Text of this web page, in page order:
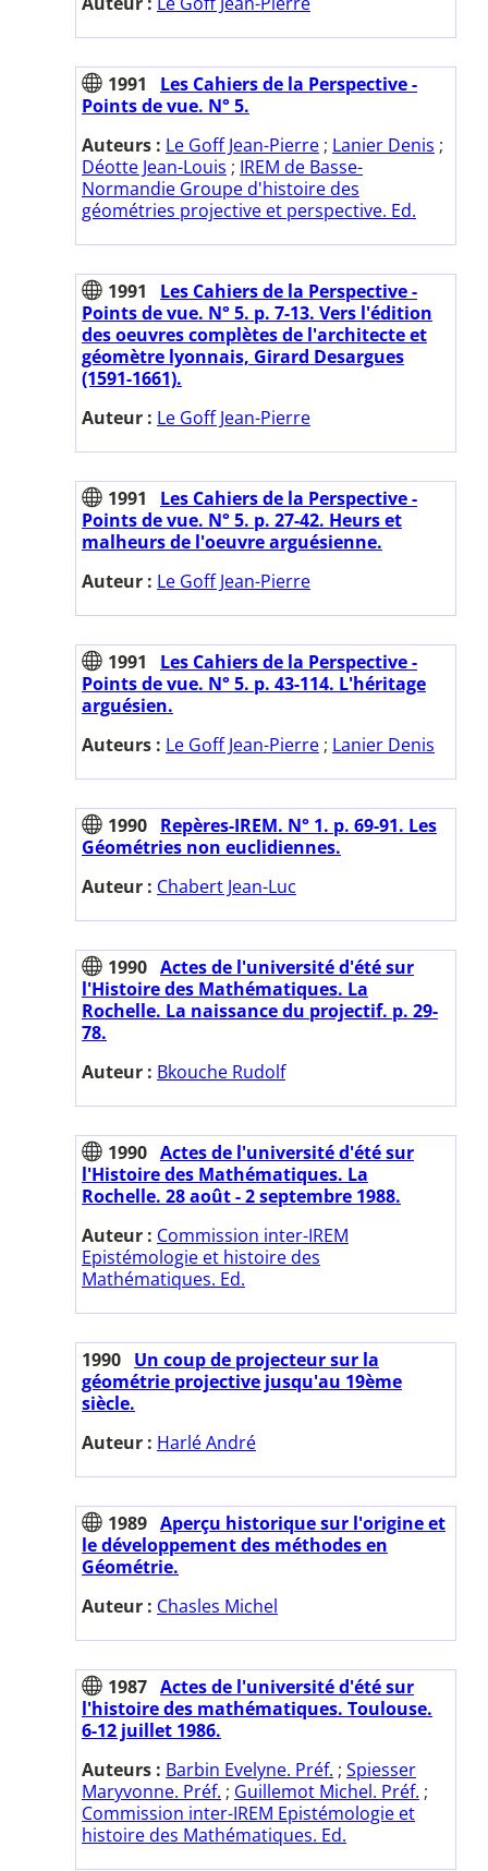
1991
Les Cahiers de la Perspective -
Points de vue. N° 5.
Auteurs : Le Goff Jean-Pierre ; Lanier Denis ;
Déotte Jean-Louis ; IREM de Basse-
Normandie Groupe d'histoire des
géométries projective et perspective. Ed.
1991
Les Cahiers de la Perspective -
Points de vue. N° 5. p. 7-13. Vers l'édition
des oeuvres complètes de l'architecte et
géomètre lyonnais, Girard Desargues
(1591-1661).
Auteur : Le Goff Jean-Pierre
1991
Les Cahiers de la Perspective -
Points de vue. N° 5. p. 27-42. Heurs et
malheurs de l'oeuvre arguésienne.
Auteur : Le Goff Jean-Pierre
1991
Les Cahiers de la Perspective -
Points de vue. N° 5. p. 43-114. L'héritage
arguésien.
Auteurs : Le Goff Jean-Pierre ; Lanier Denis
1990 Repères-IREM. N° 1. p. 69-91. Les
Géométries non euclidiennes.
Auteur : Chabert Jean-Luc
1990 Actes de l'université d'été sur
l'Histoire des Mathématiques. La
Rochelle. La naissance du projectif. p. 29-
78.
Auteur : Bkouche Rudolf
1990 Actes de l'université d'été sur
l'Histoire des Mathématiques. La
Rochelle. 28 août - 2 septembre 1988.
Auteur : Commission inter-IREM
Epistémologie et histoire des
Mathématiques. Ed.
1990 Un coup de projecteur sur la
géométrie projective jusqu'au 19ème
siècle.
Auteur : Harlé André
1989 Aperçu historique sur l'origine et
le développement des méthodes en
Géométrie.
Auteur : Chasles Michel
1987 Actes de l'université d'été sur
l'histoire des mathématiques. Toulouse.
6-12 juillet 1986.
Auteurs : Barbin Evelyne. Préf. ; Spiesser
Maryvonne. Préf. ; Guillemot Michel. Préf. ;
Commission inter-IREM Epistémologie et
histoire des Mathématiques. Ed.